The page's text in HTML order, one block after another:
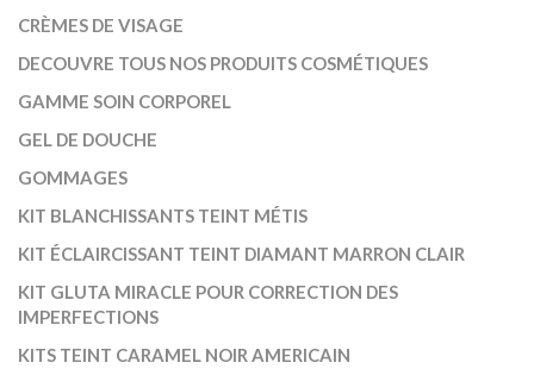
CRÈMES DE VISAGE
DECOUVRE TOUS NOS PRODUITS COSMÉTIQUES
GAMME SOIN CORPOREL
GEL DE DOUCHE
GOMMAGES
KIT BLANCHISSANTS TEINT MÉTIS
KIT ÉCLAIRCISSANT TEINT DIAMANT MARRON CLAIR
KIT GLUTA MIRACLE POUR CORRECTION DES
IMPERFECTIONS
KITS TEINT CARAMEL NOIR AMERICAIN